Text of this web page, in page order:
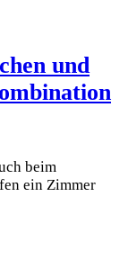
und
beim
ein Zimmer